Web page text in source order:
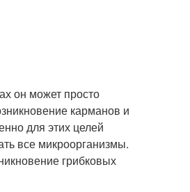
он может просто
карманов и
для этих целей
все микроорганизмы.
грибковых